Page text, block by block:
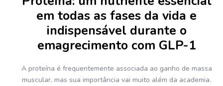
em todas as fases da vida e
indispensável durante o
emagrecimento com GLP-1
A proteína é frequentemente associada ao ganho de massa
muscular, mas sua importância vai muito além da academia.